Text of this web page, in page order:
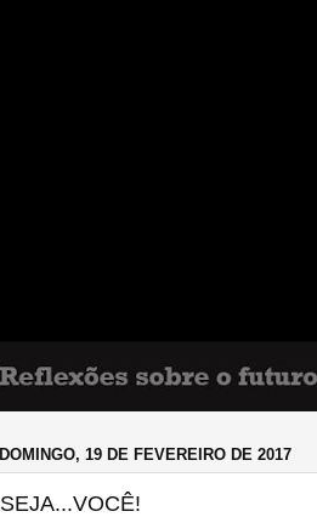
DOMINGO, 19 DE FEVEREIRO DE 2017
SEJA...VOCÊ!